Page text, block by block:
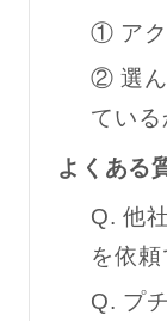
① ア
② 選ん
てい
よくある
Q. 他
を依
Q. プ